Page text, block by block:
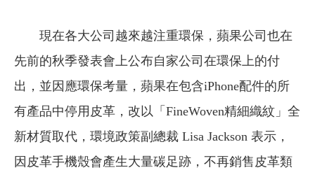
現在各大公司越來越注重環保，蘋果公司也在
先前的秋季發表會上公布自家公司在環保上的付
出，並因應環保考量，蘋果在包含iPhone配件的所
有產品中停用皮革，改以「FineWoven精細織紋」全
新材質取代，環境政策副總裁 Lisa Jackson 表示，
因皮革手機殼會產生大量碳足跡，不再銷售皮革類